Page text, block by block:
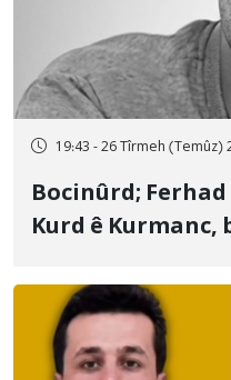
19:43 - 26 Tîrmeh (Temûz)
Bocinûrd;
Kurd ê Kurmanc,